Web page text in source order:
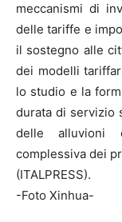
meccanismi di
delle tariffe e
il sostegno alle
dei modelli
lo studio e la
durata di servizio
delle alluvioni
complessiva dei
(ITALPRESS).
-Foto Xinhua-